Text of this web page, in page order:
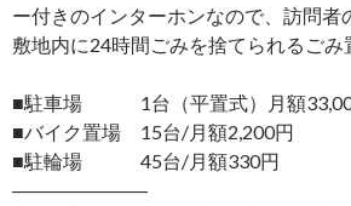
ー付きのインターホンなので、訪問者
敷地内に24時間ごみを捨てられるごみ
■駐車場 1台（平置式）月額
■バイク置場 15台/月額2,200円
■駐輪場 45台/月額330円
―――――――